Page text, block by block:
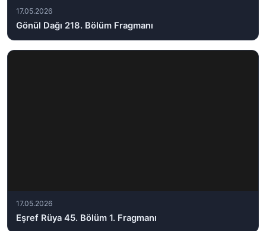
17.05.2026
Gönül Dağı 218. Bölüm Fragmanı
17.05.2026
Eşref Rüya 45. Bölüm 1. Fragmanı